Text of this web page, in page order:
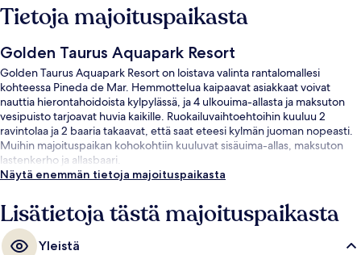
Tietoja majoituspaikasta
Golden Taurus Aquapark Resort
Golden Taurus Aquapark Resort on loistava valinta rantalomallesi
kohteessa Pineda de Mar. Hemmottelua kaipaavat asiakkaat voivat
nauttia hierontahoidoista kylpylässä, ja 4 ulkouima-allasta ja maksuton
vesipuisto tarjoavat huvia kaikille. Ruokailuvaihtoehtoihin kuuluu 2
ravintolaa ja 2 baaria takaavat, että saat eteesi kylmän juoman nopeasti.
Muihin majoituspaikan kohokohtiin kuuluvat sisäuima-allas, maksuton
lastenkerho ja allasbaari.
Näytä enemmän tietoja majoituspaikasta
Lisätietoja tästä majoituspaikasta
Yleistä